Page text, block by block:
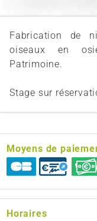
Fabrication de
oiseaux en
Patrimoine.
Stage sur
Moyens de
Horaires